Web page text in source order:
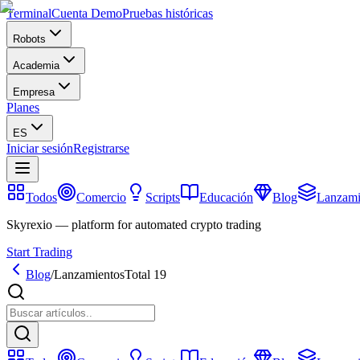
TerminalCuenta DemoPruebas históricas
Robots
Academia
Empresa
Planes
ES
Iniciar sesiónRegistrarse
Todos Comercio Scripts Educación Blog
Skyrexio — platform for automated crypto trading
Start Trading
Blog/LanzamientosTotal 19